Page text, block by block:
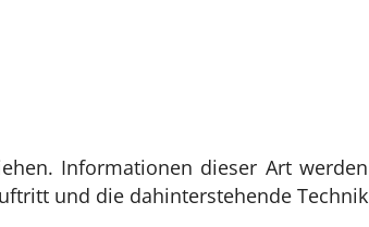
Informationen dieser Art werden
und die dahinterstehende Technik